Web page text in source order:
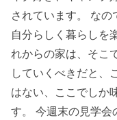
されています。 なの
自分らしく暮らしを
れからの家は、そこ
していくべきだと、
はない、ここでしか
す。 今週末の見学会